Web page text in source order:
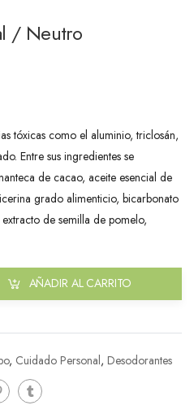
/ Neutro
tóxicas como el aluminio, triclosán,
Entre sus ingredientes se
de cacao, aceite esencial de
grado alimenticio, bicarbonato
de semilla de pomelo,
AÑADIR AL CARRITO
, Cuidado Personal, Desodorantes